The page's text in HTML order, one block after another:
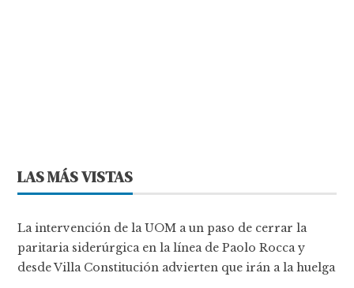
LAS MÁS VISTAS
La intervención de la UOM a un paso de cerrar la
paritaria siderúrgica en la línea de Paolo Rocca y
desde Villa Constitución advierten que irán a la huelga